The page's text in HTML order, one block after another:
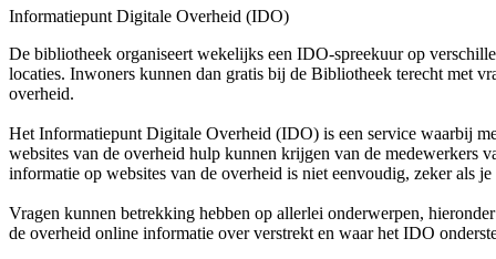
Informatiepunt Digitale Overheid (IDO)
De bibliotheek organiseert wekelijks een IDO-spreekuur op
locaties. Inwoners kunnen dan gratis bij de Bibliotheek terecht met
overheid.
Het Informatiepunt Digitale Overheid (IDO) is een service waarbij
websites van de overheid hulp kunnen krijgen van de medewerkers
informatie op websites van de overheid is niet eenvoudig, zeker als
Vragen kunnen betrekking hebben op allerlei onderwerpen, hieronder
de overheid online informatie over verstrekt en waar het IDO